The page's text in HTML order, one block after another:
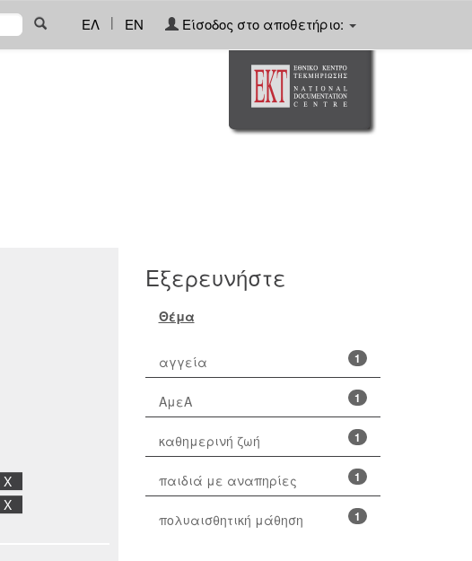
ΕΛ | EN Είσοδος στο αποθετήριο:
Εξερευνήστε
Θέμα
1
αγγεία
1
ΑμεΑ
1
καθημερινή ζωή
1
παιδιά με αναπηρίες
1
πολυαισθητική μάθηση